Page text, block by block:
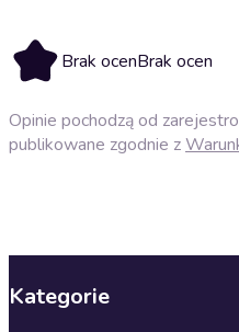
Brak ocenBrak ocen
Opinie pochodzą od
publikowane zgodnie z
Kategorie